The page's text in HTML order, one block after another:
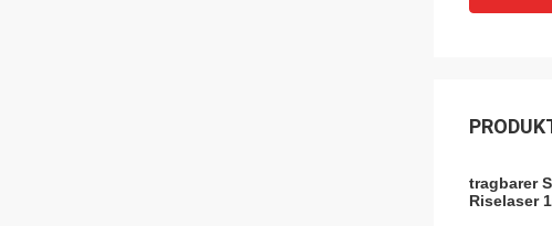
tragbarer
Riselaser